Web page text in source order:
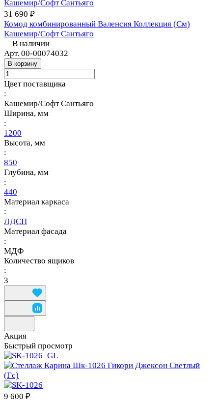
31 690 ₽
Комод комбинированный Валенсия Коллекция (См)
Кашемир/Софт Сантьяго
В наличии
Арт. 00-00074032
В корзину
Цвет поставщика
:
Кашемир/Софт Сантьяго
Ширина, мм
:
1200
Высота, мм
:
850
Глубина, мм
:
440
Материал каркаса
:
ЛДСП
Материал фасада
:
МДФ
Количество ящиков
:
3
Акция
Быстрый просмотр
9 600 ₽